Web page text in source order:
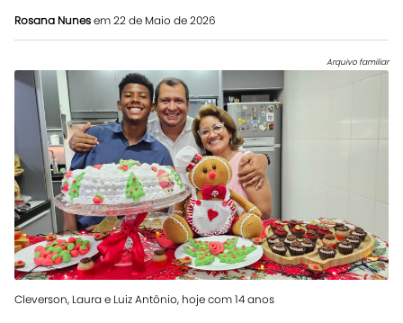
Rosana Nunesem 22 de Maio de 2026
Arquivo familiar
Cleverson, Laura e Luiz Antônio, hoje com 14 anos